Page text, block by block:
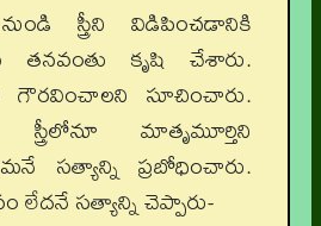
స్త్రీని విడిపించడానికి
తనవంతు కృషి చేశారు.
గౌరవించాలని సూచించారు.
మాతృమూర్తిని
సత్యాన్ని ప్రబోధించారు.
లేదనే సత్యాన్ని చెప్పారు-